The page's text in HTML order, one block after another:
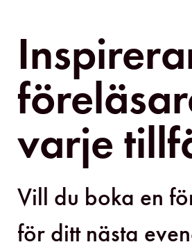
varje
Vill du boka en
för ditt nästa